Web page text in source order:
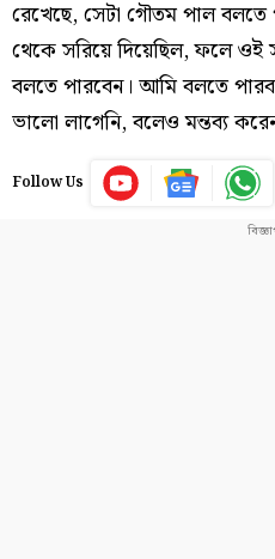
রেখেছে, সেটা গৌতম পাল বলতে
থেকে সরিয়ে দিয়েছিল, ফলে ওই
বলতে পারবেন। আমি বলতে
ভালো লাগেনি, বলেও মন্তব্য
Follow Us